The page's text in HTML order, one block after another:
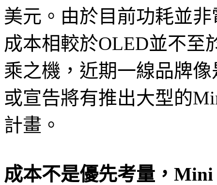
美元。由於目前功耗並
成本相較於OLED並不至
乘之機，近期一線品牌
或宣告將有推出大型的
計畫。
成本不是優先考量，